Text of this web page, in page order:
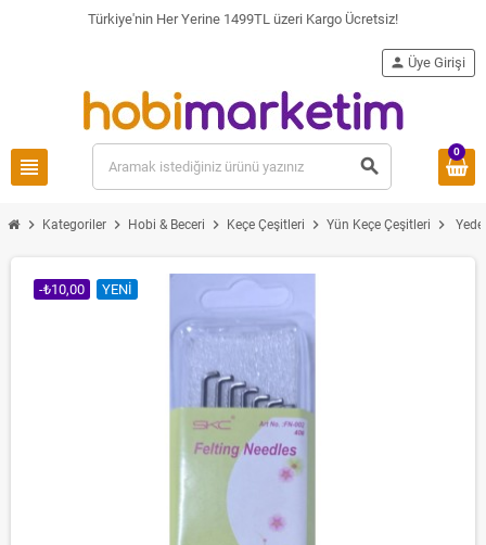
Türkiye'nin Her Yerine 1499TL üzeri Kargo Ücretsiz!
view_headline search
person Üye Girişi
0
chevron_right Kategoriler chevron_right Hobi & Beceri chevron_right Keçe Çeşitleri chevron_right Yün Keçe Çeşitleri chevron_right
-₺10,00 YENI